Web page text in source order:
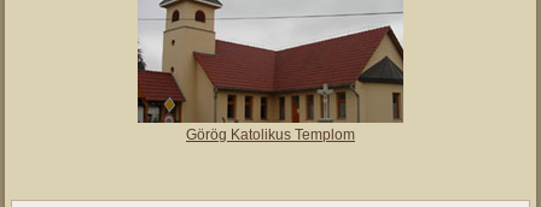
Görög Katolikus Templom